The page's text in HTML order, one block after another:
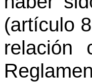
(artículo